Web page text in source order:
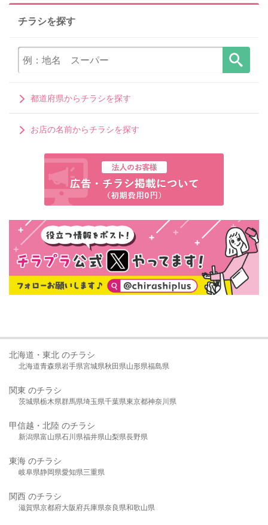
チラシを探す
都道府県からチラシを探す
お店の名前からチラシを探す
北海道・東北 のチラシ
北海道青森県岩手県宮城県秋田県山形県福島県
関東 のチラシ
茨城県栃木県群馬県埼玉県千葉県東京都神奈川県
甲信越・北陸 のチラシ
新潟県富山県石川県福井県山梨県長野県
東海 のチラシ
岐阜県静岡県愛知県三重県
関西 のチラシ
滋賀県京都府大阪府兵庫県奈良県和歌山県